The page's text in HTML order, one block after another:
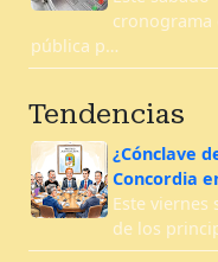
cronograma
pública p…
Tendencias
¿Cónclave
Concordia
Este
de los